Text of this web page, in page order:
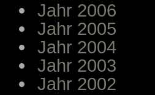
Jahr 2006
Jahr 2005
Jahr 2004
Jahr 2003
Jahr 2002